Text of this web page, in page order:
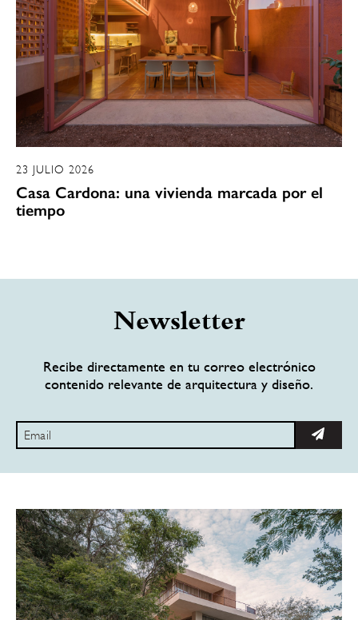
23 JULIO 2026
Casa Cardona: una vivienda marcada por el
tiempo
Newsletter
Recibe directamente en tu correo electrónico
contenido relevante de arquitectura y diseño.